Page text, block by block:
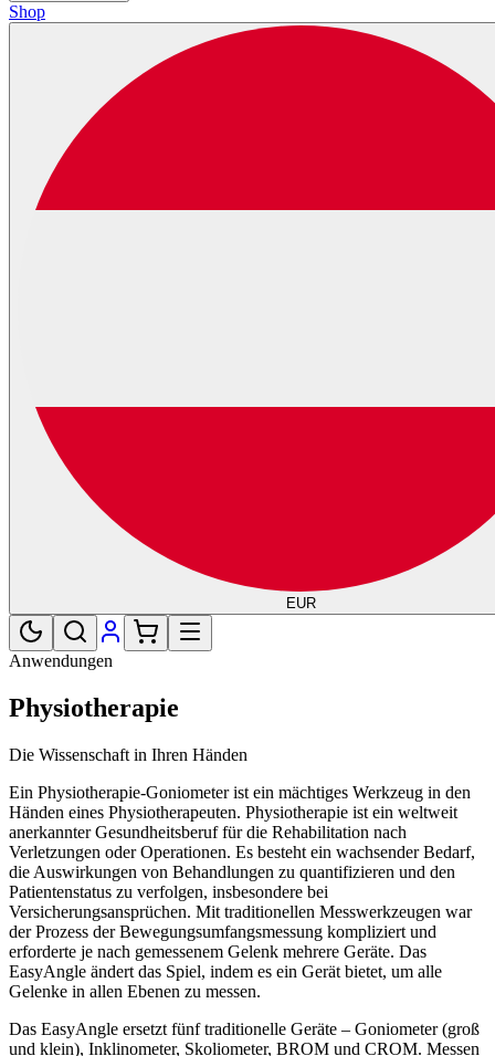
Shop
EUR
Anwendungen
Physiotherapie
Die Wissenschaft in Ihren Händen
Ein Physiotherapie-Goniometer ist ein mächtiges Werkzeug in den
Händen eines Physiotherapeuten. Physiotherapie ist ein weltweit
anerkannter Gesundheitsberuf für die Rehabilitation nach
Verletzungen oder Operationen. Es besteht ein wachsender Bedarf,
die Auswirkungen von Behandlungen zu quantifizieren und den
Patientenstatus zu verfolgen, insbesondere bei
Versicherungsansprüchen. Mit traditionellen Messwerkzeugen war
der Prozess der Bewegungsumfangsmessung kompliziert und
erforderte je nach gemessenem Gelenk mehrere Geräte. Das
EasyAngle ändert das Spiel, indem es ein Gerät bietet, um alle
Gelenke in allen Ebenen zu messen.
Das EasyAngle ersetzt fünf traditionelle Geräte – Goniometer (groß
und klein), Inklinometer, Skoliometer, BROM und CROM. Messen